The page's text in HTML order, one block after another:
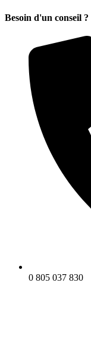
Besoin d'un conseil ?
0 805 037 830